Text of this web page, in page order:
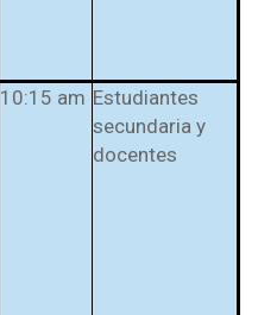
10:15 am Estudiantes
secundaria y
docentes